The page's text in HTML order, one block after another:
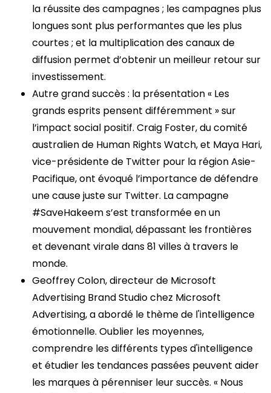
la réussite des campagnes ; les campagnes plus
longues sont plus performantes que les plus
courtes ; et la multiplication des canaux de
diffusion permet d’obtenir un meilleur retour sur
investissement.
Autre grand succès : la présentation « Les
grands esprits pensent différemment » sur
l’impact social positif. Craig Foster, du comité
australien de Human Rights Watch, et Maya Hari,
vice-présidente de Twitter pour la région Asie-
Pacifique, ont évoqué l’importance de défendre
une cause juste sur Twitter. La campagne
#SaveHakeem s’est transformée en un
mouvement mondial, dépassant les frontières
et devenant virale dans 81 villes à travers le
monde.
Geoffrey Colon, directeur de Microsoft
Advertising Brand Studio chez Microsoft
Advertising, a abordé le thème de l'intelligence
émotionnelle. Oublier les moyennes,
comprendre les différents types d'intelligence
et étudier les tendances passées peuvent aider
les marques à pérenniser leur succès. « Nous